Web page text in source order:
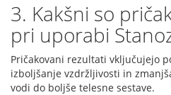
3. Kakšni so
pri uporabi
Pričakovani rezultati vključujejo
izboljšanje vzdržljivosti in
vodi do boljše telesne sestave.